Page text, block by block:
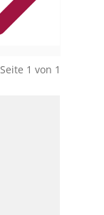
Seite 1 von 1